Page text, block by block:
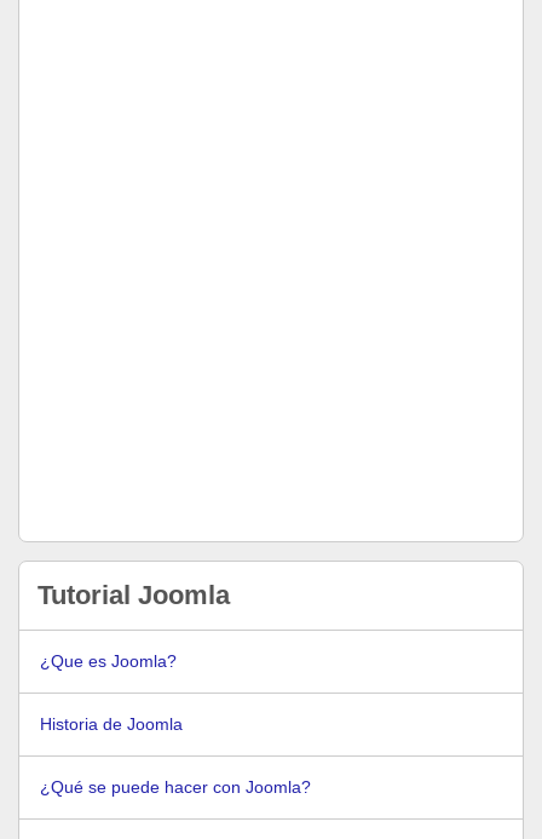
Tutorial Joomla
¿Que es Joomla?
Historia de Joomla
¿Qué se puede hacer con Joomla?